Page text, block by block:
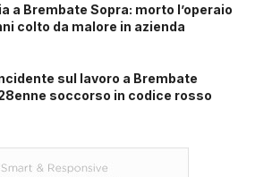
a Brembate Sopra: morto l’operaio
colto da malore in azienda
sul lavoro a Brembate
soccorso in codice rosso